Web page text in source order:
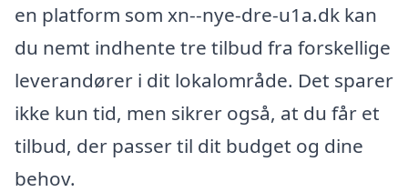
en platform som xn--nye-dre-u1a.dk kan
du nemt indhente tre tilbud fra forskellige
leverandører i dit lokalområde. Det sparer
ikke kun tid, men sikrer også, at du får et
tilbud, der passer til dit budget og dine
behov.